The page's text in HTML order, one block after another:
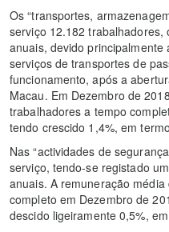
Os “transportes,
serviço 12.182
anuais, devido
serviços de transportes de
funcionamento, após a
Macau. Em Dezembro de
trabalhadores a tempo
tendo crescido 1,4%, em
Nas “actividades de
serviço, tendo-se registado
anuais. A remuneração
completo em Dezembro de
descido ligeiramente 0,5%,